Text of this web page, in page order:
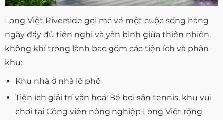
Long Việt Riverside gợi mở về một cuộc sống hàng
ngày đầy đủ tiện nghi và yên bình giữa thiên nhiên,
không khí trong lành bao gồm các tiện ích và phân
khu:
Khu nhà ở nhà lô phố
Tiện ích giải trí văn hoá: Bể bơi sân tennis, khu vui
chơi tại Công viên nông nghiệp Long Việt rộng